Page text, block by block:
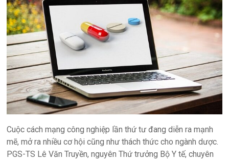
Cuộc cách mạng công nghiệp lần thứ tư đang diễn ra mạnh
mẽ, mở ra nhiều cơ hội cũng như thách thức cho ngành dược.
PGS-TS Lê Văn Truyền, nguyên Thứ trưởng Bộ Y tế, chuyên